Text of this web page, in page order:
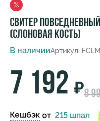
%
Свитер
(слоновая кость)
В наличииАртикул:
7 192 ₽8
Кешбэк от 215 шпал